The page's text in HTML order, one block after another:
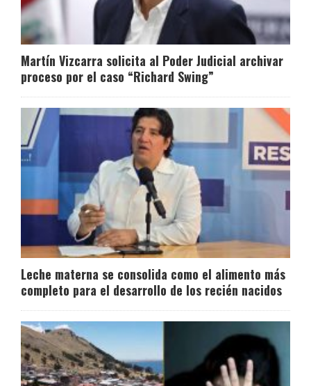
Martín Vizcarra solicita al Poder Judicial archivar
proceso por el caso “Richard Swing”
Leche materna se consolida como el alimento más
completo para el desarrollo de los recién nacidos